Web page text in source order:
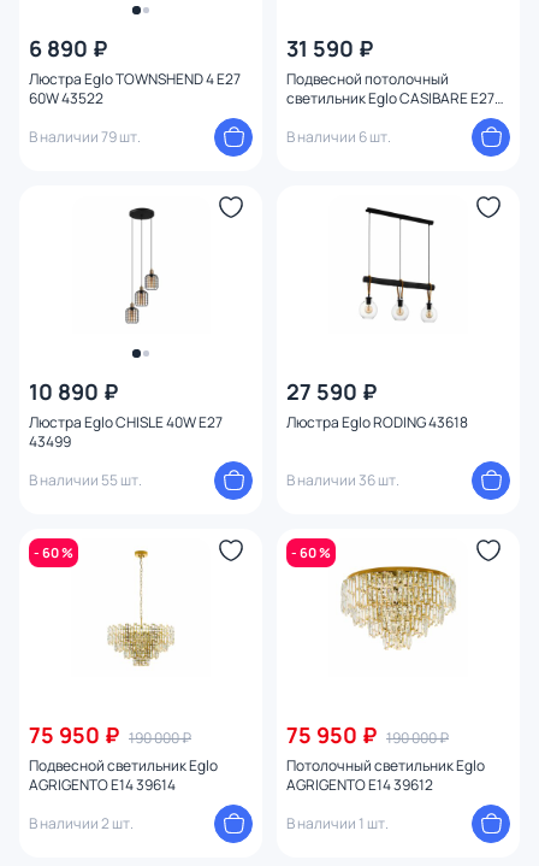
6 890 ₽
Люстра Eglo TOWNSHEND 4 E27
60W 43522
В наличии 79 шт.
31 590 ₽
Подвесной потолочный
светильник Eglo CASIBARE E27
В наличии 6 шт.
10 890 ₽
Люстра Eglo CHISLE 40W E27
43499
В наличии 55 шт.
27 590 ₽
Люстра Eglo RODING 43618
В наличии 36 шт.
- 60 %
75 950 ₽ 190 000 ₽
Подвесной светильник Eglo
AGRIGENTO E14 39614
В наличии 2 шт.
- 60 %
75 950 ₽ 190 000 ₽
Потолочный светильник Eglo
AGRIGENTO E14 39612
В наличии 1 шт.